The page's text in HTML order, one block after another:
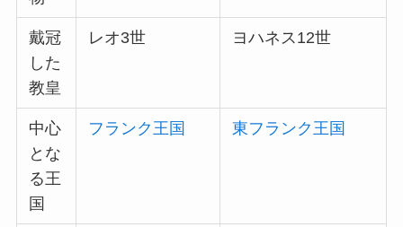
戴冠
した
教皇
レオ3世 ヨハネス12世
中心
とな
る王
国
フランク王国 東フランク王国